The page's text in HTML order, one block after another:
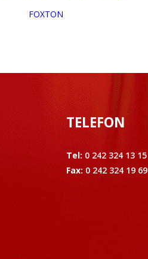
FOXTON
TELEFON
Tel: 0 242 324 13 15
Fax: 0 242 324 19 69